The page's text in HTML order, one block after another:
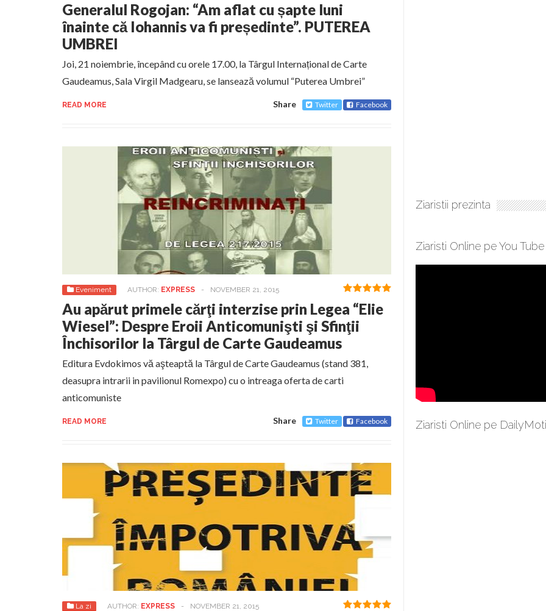
Generalul Rogojan: “Am aflat cu șapte luni
înainte că Iohannis va fi președinte”. PUTEREA
UMBREI
Joi, 21 noiembrie, începând cu orele 17.00, la Târgul Internațional de Carte
Gaudeamus, Sala Virgil Madgearu, se lansează volumul “Puterea Umbrei”
READ MORE Share Twitter Facebook
Eveniment AUTHOR: EXPRESS - NOVEMBER 21, 2015
Au apărut primele cărţi interzise prin Legea “Elie
Wiesel”: Despre Eroii Anticomunişti şi Sfinţii
Închisorilor la Târgul de Carte Gaudeamus
Editura Evdokimos vă aşteaptă la Târgul de Carte Gaudeamus (stand 381,
deasupra intrarii in pavilionul Romexpo) cu o intreaga oferta de carti
anticomuniste
READ MORE Share Twitter Facebook
La zi AUTHOR: EXPRESS - NOVEMBER 21, 2015
Ziaristii prezinta
Ziaristi Online pe You Tube
Ziaristi Online pe